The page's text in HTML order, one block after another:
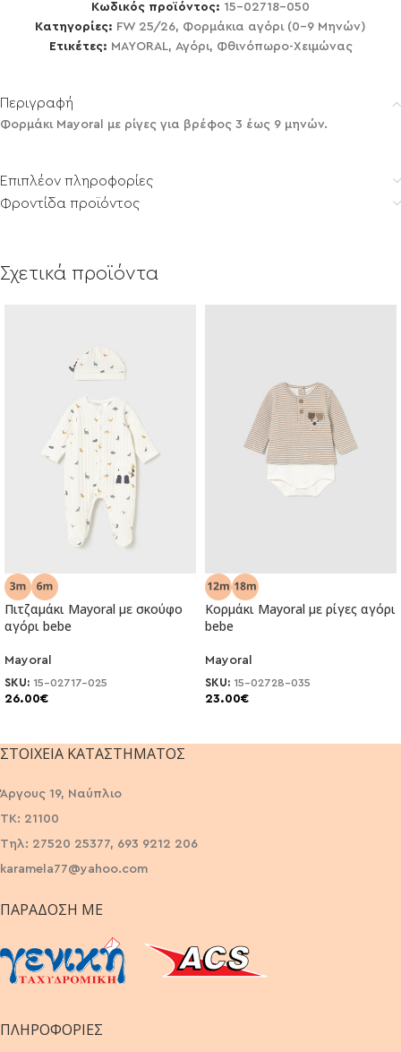
Κωδικός προϊόντος: 15-02718-050
Κατηγορίες: FW 25/26, Φορμάκια αγόρι (0-9 Μηνών)
Ετικέτες: MAYORAL, Αγόρι, Φθινόπωρο-Χειμώνας
Περιγραφή
Φορμάκι Mayoral με ρίγες για βρέφος 3 έως 9 μηνών.
Επιπλέον πληροφορίες
Φροντίδα προϊόντος
Σχετικά προϊόντα
Πιτζαμάκι Mayoral με σκούφο
αγόρι bebe
Mayoral
SKU: 15-02717-025
26.00€
Κορμάκι Mayoral με ρίγες αγόρι
bebe
Mayoral
SKU: 15-02728-035
23.00€
ΣΤΟΙΧΕΊΑ ΚΑΤΑΣΤΉΜΑΤΟΣ
Άργους 19, Ναύπλιο
ΤΚ: 21100
Τηλ: 27520 25377, 693 9212 206
karamela77@yahoo.com
ΠΑΡΆΔΟΣΗ ΜΕ
ΠΛΗΡΟΦΟΡΙΕΣ